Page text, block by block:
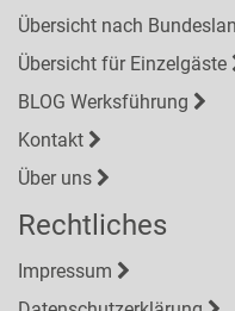
Übersicht nach
Übersicht für Einzelgäste
BLOG Werksführung
Kontakt
Über uns
Rechtliches
Impressum